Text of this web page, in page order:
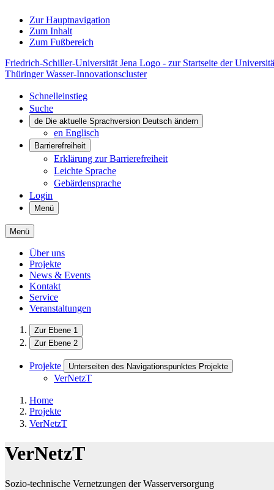
Zur Hauptnavigation
Zum Inhalt
Zum Fußbereich
Friedrich-Schiller-Universität Jena Logo - zur Startseite der
Thüringer Wasser-Innovationscluster
Schnelleinstieg
Suche
de Die aktuelle Sprachversion Deutsch ändern
en Englisch
Barrierefreiheit
Erklärung zur Barrierefreiheit
Leichte Sprache
Gebärdensprache
Login
Menü
Menü
Über uns
Projekte
News & Events
Kontakt
Service
Veranstaltungen
Zur Ebene 1
Zur Ebene 2
Projekte Unterseiten des Navigationspunktes Projekte
VerNetzT
Home
Projekte
VerNetzT
VerNetzT
Sozio-technische Vernetzungen der Wasserversorgung